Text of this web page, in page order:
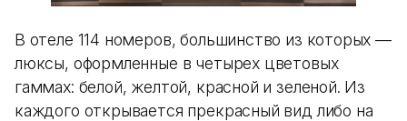
В отеле 114 номеров, большинство из которых —
люксы, оформленные в четырех цветовых
гаммах: белой, желтой, красной и зеленой. Из
каждого открывается прекрасный вид либо на